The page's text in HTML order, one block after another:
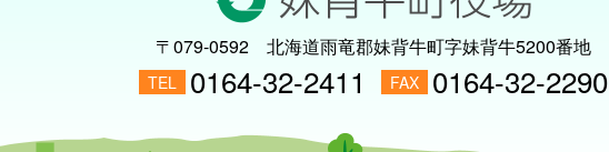
〒079-0592 北海道雨竜郡妹背牛町字妹背牛5200番地
TEL 0164-32-2411 FAX 0164-32-2290